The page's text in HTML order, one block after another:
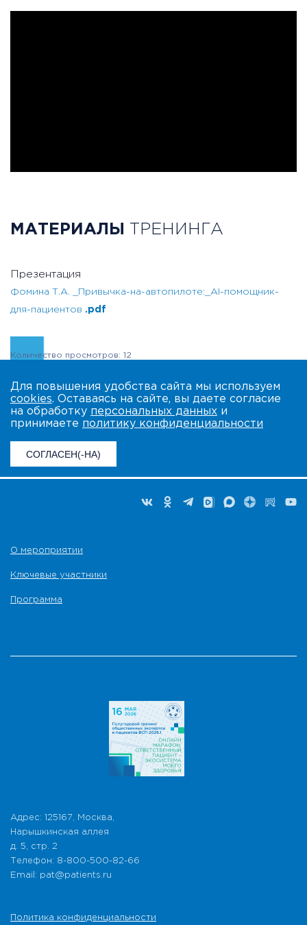
МАТЕРИАЛЫ ТРЕНИНГА
Презентация
Фомина Т.А. _Привычка-на-автопилоте:_AI-помощник-
для-пациентов .pdf
Количество просмотров: 12
Для повышения удобства сайта мы используем
cookies. Оставаясь на сайте, вы даете согласие
на обработку персональных данных и
принимаете политику конфиденциальности
СОГЛАСЕН(-НА)
О мероприятии
Ключевые участники
Программа
Адрес: 125167, Москва,
Нарышкинская аллея
д. 5, стр. 2
Телефон: 8-800-500-82-66
Email: pat@patients.ru
Политика конфиденциальности